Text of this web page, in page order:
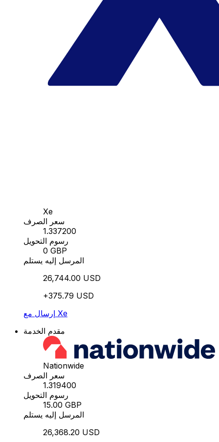
Xe
سعر الصرف
1.337200
رسوم التحويل
0 GBP
المرسل إليه يستلم
26,744.00 USD
+375.79 USD
إرسال مع Xe
مقدم الخدمة
Nationwide
سعر الصرف
1.319400
رسوم التحويل
15.00 GBP
المرسل إليه يستلم
26,368.20 USD